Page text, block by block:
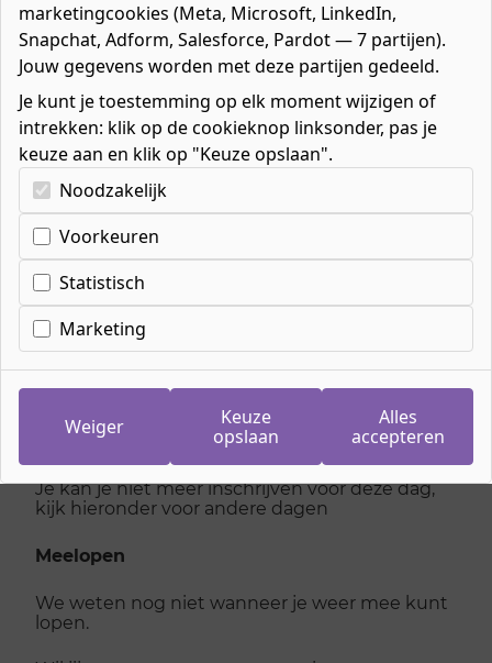
Favorieten0favorieten
Mijn ROC
Zoeken
Cookie-instellingen
marketingcookies (Meta, Microsoft, LinkedIn,
Snapchat, Adform, Salesforce, Pardot — 7 partijen).
Jouw gegevens worden met deze partijen gedeeld.
Je kunt je toestemming op elk moment wijzigen of
intrekken: klik op de cookieknop linksonder, pas je
keuze aan en klik op "Keuze opslaan".
Kies uw cookie-voorkeuren
Noodzakelijk
Voorkeuren
Statistisch
Marketing
Weiger
Keuze
opslaan
Alles
accepteren
Inschrijven
meeloopdag Office &
Management Support
Specialist
maandag 15 juni 2026
Je kan je niet meer inschrijven voor deze dag,
kijk hieronder voor andere dagen
Meelopen
We weten nog niet wanneer je weer mee kunt
lopen.